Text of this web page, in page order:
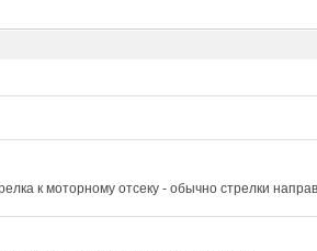
к моторному отсеку - обычно стрелки